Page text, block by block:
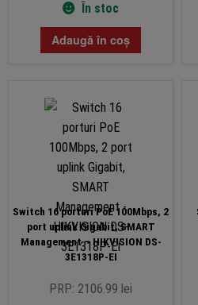
În stoc
Adaugă în coș
Switch 16 porturi PoE 100Mbps, 2
port uplink Gigabit, SMART
Management – HIKVISION DS-
3E1318P-EI
PRP: 2106.99 lei